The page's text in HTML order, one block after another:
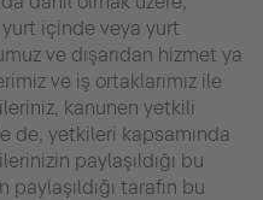
içinde veya yurt
ve dışarıdan hizmet ya
ve iş ortaklarımız ile
kanunen yetkili
de, yetkileri kapsamında
paylaşıldığı bu
tarafın bu